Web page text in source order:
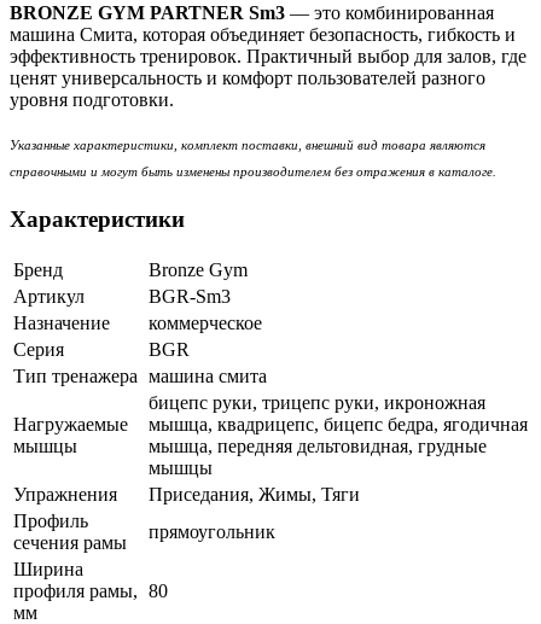
BRONZE GYM PARTNER Sm3 — это комбинированная
машина Смита, которая объединяет безопасность, гибкость и
эффективность тренировок. Практичный выбор для залов, где
ценят универсальность и комфорт пользователей разного
уровня подготовки.
Указанные характеристики, комплект поставки, внешний вид товара являются
справочными и могут быть изменены производителем без отражения в каталоге.
Характеристики
Бренд
Bronze Gym
Артикул
BGR-Sm3
Назначение
коммерческое
Серия
BGR
Тип тренажера машина смита
Нагружаемые
мышцы
бицепс руки, трицепс руки, икроножная
мышца, квадрицепс, бицепс бедра, ягодичная
мышца, передняя дельтовидная, грудные
мышцы
Упражнения
Приседания, Жимы, Тяги
Профиль
сечения рамы
прямоугольник
Ширина
профиля рамы,
мм
80